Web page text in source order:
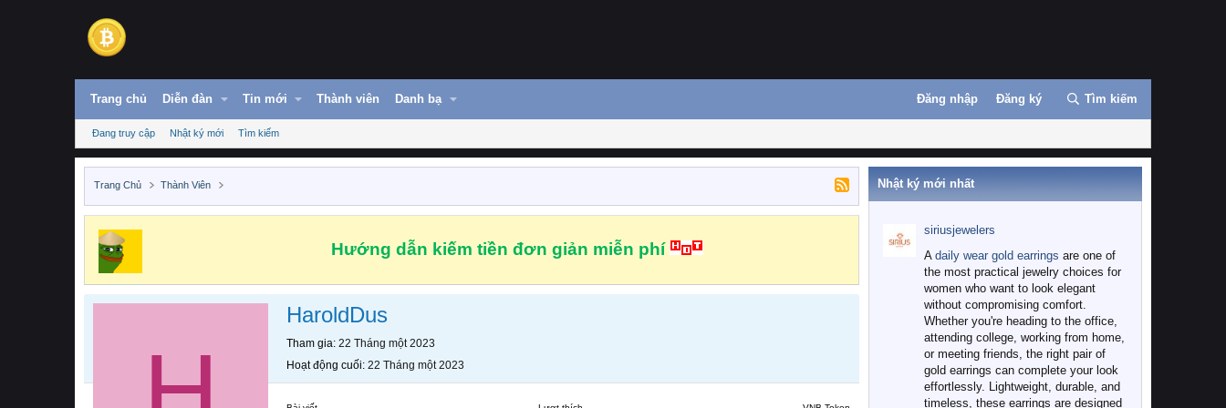
Trang chủ Diễn đàn Tin mới Thành viên Danh bạ Đăng nhập Đăng ký Tìm kiếm
Đang truy cập Nhật ký mới Tìm kiếm
Trang Chủ Thành Viên
Hướng dẫn kiếm tiền đơn giản miễn phí
HaroldDus
Tham gia 22 Tháng một 2023
Hoạt động cuối 22 Tháng một 2023
Nhật ký mới nhất
siriusjewelers
A daily wear gold earrings are one of
the most practical jewelry choices for
women who want to look elegant
without compromising comfort.
Whether you're heading to the office,
attending college, working from home,
or meeting friends, the right pair of
gold earrings can complete your look
effortlessly. Lightweight, durable, and
timeless, these earrings are designed